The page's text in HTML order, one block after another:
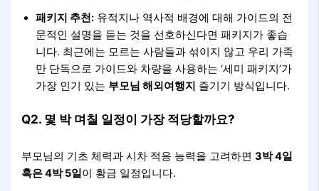
패키지 추천: 유적지나 역사적 배경에 대해 가이드의 전
문적인 설명을 듣는 것을 선호하신다면 패키지가 좋습
니다. 최근에는 모르는 사람들과 섞이지 않고 우리 가족
만 단독으로 가이드와 차량을 사용하는 ‘세미 패키지’가
가장 인기 있는 부모님 해외여행지 즐기기 방식입니다.
Q2. 몇 박 며칠 일정이 가장 적당할까요?
부모님의 기초 체력과 시차 적응 능력을 고려하면3박 4일
혹은 4박 5일이 황금 일정입니다.